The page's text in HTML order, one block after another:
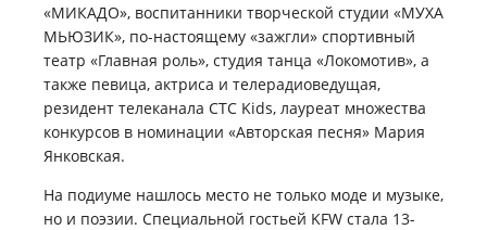
«МИКАДО», воспитанники творческой студии «МУХА
МЬЮЗИК», по-настоящему «зажгли» спортивный
театр «Главная роль», студия танца «Локомотив», а
также певица, актриса и телерадиоведущая,
резидент телеканала СТС Kids, лауреат множества
конкурсов в номинации «Авторская песня» Мария
Янковская.
На подиуме нашлось место не только моде и музыке,
но и поэзии. Специальной гостьей KFW стала 13-